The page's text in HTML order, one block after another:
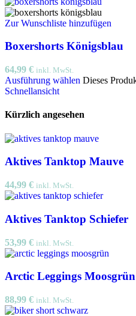
Zur Wunschliste hinzufügen
Boxershorts Königsblau
64,99 € inkl. MwSt.
Ausführung wählen Dieses
Schnellansicht
Kürzlich angesehen
Aktives Tanktop Mauve
44,99 € inkl. MwSt.
Aktives Tanktop Schiefer
53,99 € inkl. MwSt.
Arctic Leggings Moosgrün
88,99 € inkl. MwSt.